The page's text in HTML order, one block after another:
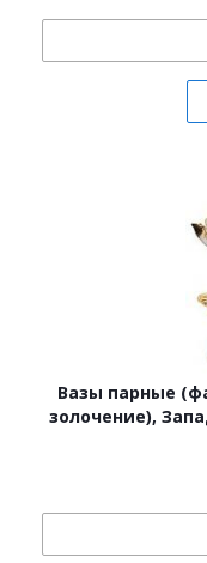
Вазы парные
золочение),